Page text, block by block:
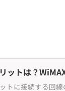
ットは？